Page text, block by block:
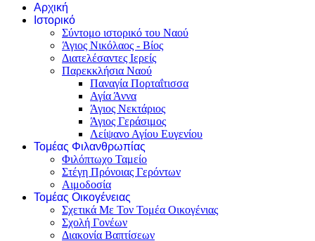
Αρχική
Ιστορικό
Σύντομο ιστορικό του Ναού
Άγιος Νικόλαος - Βίος
Διατελέσαντες Ιερείς
Παρεκκλήσια Ναού
Παναγία Πορταΐτισσα
Αγία Άννα
Άγιος Νεκτάριος
Άγιος Γεράσιμος
Λείψανο Αγίου Ευγενίου
Τομέας Φιλανθρωπίας
Φιλόπτωχο Ταμείο
Στέγη Πρόνοιας Γερόντων
Αιμοδοσία
Τομέας Οικογένειας
Σχετικά Με Τον Τομέα Οικογένιας
Σχολή Γονέων
Διακονία Βαπτίσεων